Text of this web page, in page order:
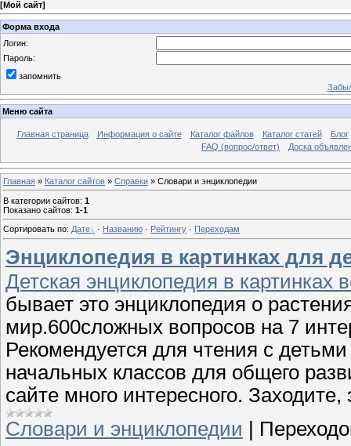
[Мой сайт]
Форма входа
Логин:
Пароль:
запомнить
Меню сайта
Главная страница Информация о сайте Каталог файлов Каталог статей
Блог
FAQ (вопрос/ответ)
Доска
Главная » Каталог сайтов » Справки » Словари и энциклопедии
В категории сайтов: 1
Показано сайтов: 1-1
Сортировать по: Дате · Названию · Рейтингу · Переходам
Энциклопедия в картинках для
Детская энциклопедия в картинках
бывает это энциклопедия о
мир.600сложных вопросов на 7
Рекомендуется для чтения с
начальных классов для общего
сайте много интересного.
Словари и энциклопедии